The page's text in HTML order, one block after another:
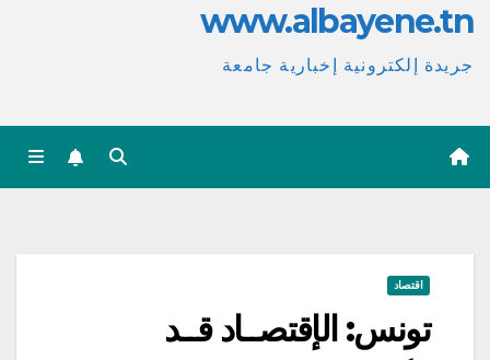
www.albayene.tn
جريدة إلكترونية إخبارية جامعة
اقتصاد
تونس: الإقتصــاد قــد